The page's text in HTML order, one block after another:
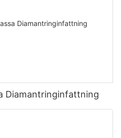
Diamantringinfattning